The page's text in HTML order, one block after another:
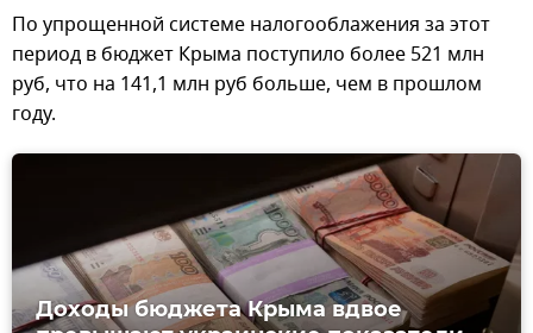
По упрощенной системе налогооблажения за этот
период в бюджет Крыма поступило более 521 млн
руб, что на 141,1 млн руб больше, чем в прошлом
году.
Доходы бюджета Крыма вдвое